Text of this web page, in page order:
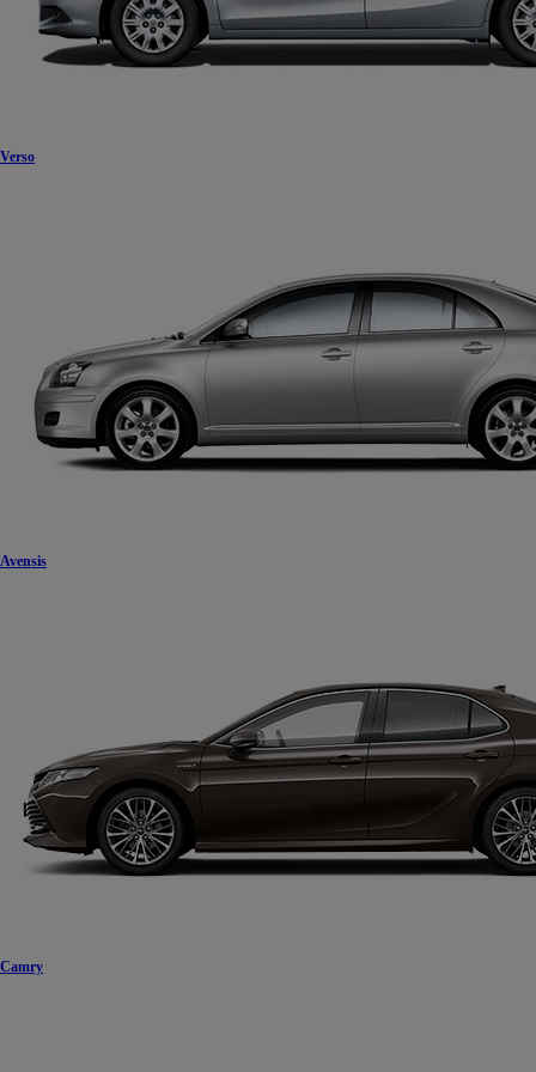
Verso
Avensis
Camry